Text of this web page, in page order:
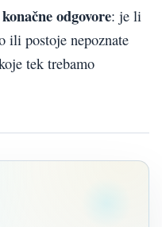
odgovore: je li
ili postoje nepoznate
tek trebamo